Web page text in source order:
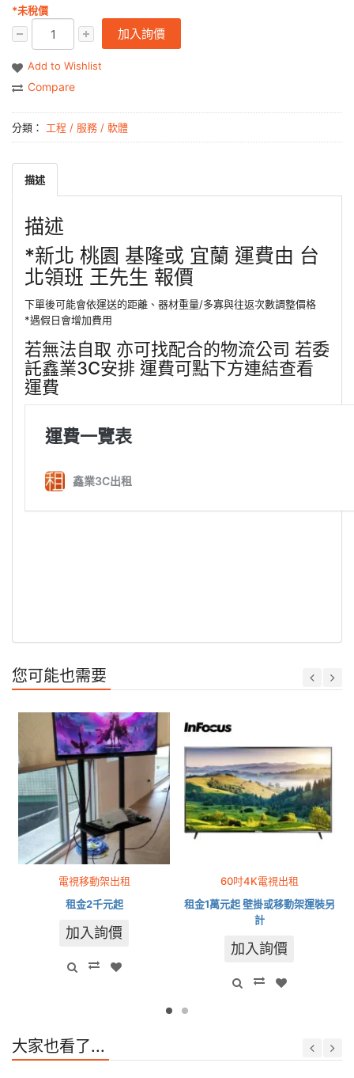
*未稅價
加入詢價
Add to Wishlist
Compare
分類： 工程 / 服務 / 軟體
描述
描述
*新北 桃園 基隆或 宜蘭 運費由 台
北領班 王先生 報價
下單後可能會依運送的距離、器材重量/多寡與往返次數調整價格
*遇假日會增加費用
若無法自取 亦可找配合的物流公司 若委
託鑫業3C安排 運費可點下方連結查看
運費
您可能也需要
電視移動架出租
租金2千元起
加入詢價
60吋4K電視出租
租金1萬元起 壁掛或移動架運裝另
計
加入詢價
大家也看了...